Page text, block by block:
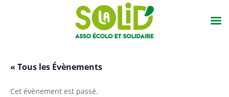
« Tous les Évènements
Cet évènement est passé.